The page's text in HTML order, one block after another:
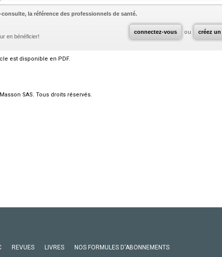
connectez-vous ou créez
consulte, la référence des professionnels de santé.
en bénéficier!
est disponible en PDF.
SAS. Tous droits réservés.
REVUES LIVRES NOS FORMULES D'ABONNEMENTS